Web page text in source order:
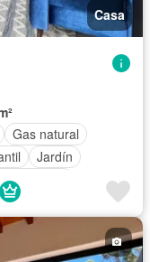
Casa
Gas natural
Jardín
privada